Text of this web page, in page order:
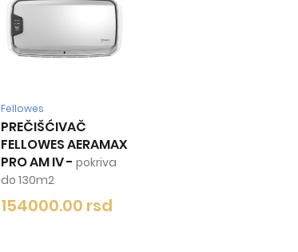
Fellowes
PREČIŠĆIVAČ
FELLOWES AERAMAX
PRO AM IV- pokriva
do 130m2
154000.00 rsd